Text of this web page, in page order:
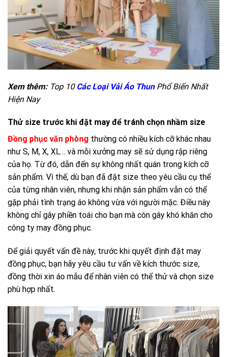
Xem thêm:Top 10 Các Loại Vải Áo ThunPhổ Biến Nhất
Hiện Nay
Thử size trước khi đặt may để tránh chọn nhầm size
Đồng phục văn phòng thường có nhiều kích cỡ khác nhau
như S, M, X, XL… và mỗi xưởng may sẽ sử dụng rập riêng
của họ. Từ đó, dẫn đến sự không nhất quán trong kích cỡ
sản phẩm. Vì thế, dù bạn đã đặt size theo yêu cầu cụ thể
của từng nhân viên, nhưng khi nhận sản phẩm vẫn có thể
gặp phải tình trạng áo không vừa với người mặc. Điều này
không chỉ gây phiền toái cho bạn mà còn gây khó khăn cho
công ty may đồng phục.
Để giải quyết vấn đề này, trước khi quyết định đặt may
đồng phục, bạn hãy yêu cầu tư vấn về kích thước size,
đồng thời xin áo mẫu để nhân viên có thể thử và chọn size
phù hợp nhất.